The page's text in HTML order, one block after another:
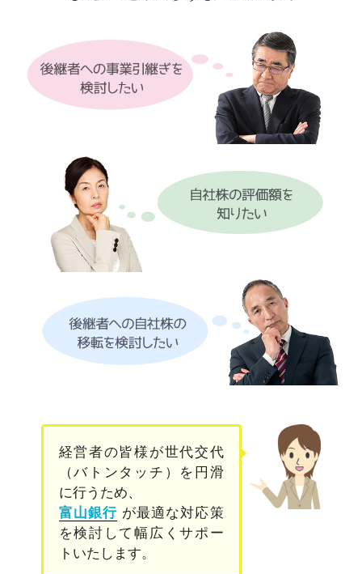
経営者の皆様が世代交代
（バトンタッチ）を円滑
に行うため、
富山銀行 が最適な対応策
を検討して幅広くサポー
トいたします。